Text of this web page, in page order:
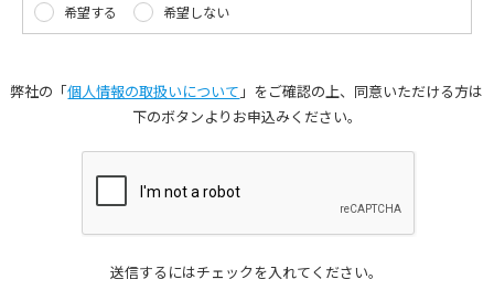
希望する 希望しない
弊社の「個人情報の取扱いについて 」をご確認の上、同意いただける方は
下のボタンよりお申込みください。
送信するにはチェックを入れてください。